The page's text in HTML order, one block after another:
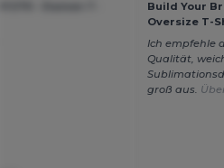
Build Your
Oversize T-
Ich empfehle
Qualität,
groß aus.